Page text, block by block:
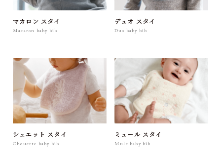
マカロン スタイ
Macaron baby bib
ONE SIZE
イ。ガーゼ部分に細かく繊細な糸を使っているので、軽
く柔らかな肌触りです。洗濯後も、ふんわり感が続きま
す。
この商品を購入する
デュオ スタイ
Duo baby bib
ONE SIZE
タイです。ガーゼ面に起毛加工を施しているので、ふん
わり優しい肌触り。愉快なキャラクターがワンポイント
です。
この商品を購入する
シュエット スタイ
Chouette baby bib
ONE SIZE
イです。うさぎのアップリケは、やわらかなニット生
地。腕を通して着用するため、赤ちゃんが動いてもずれ
にくいです。
この商品を購入する
ミュール スタイ
Mule baby bib
ONE SIZE
表面にヒツジをイメージした起毛加工をしています。腕
を通して着用するため、赤ちゃんが動いてもずれにくい
です。
この商品を購入する
ONE SIZE
イ。生地に無撚糸を使い、ふわふわに仕上げました。腕
を通して着用するため、赤ちゃんが動いてもずれにくい
です。
この商品を購入する
Chouette hooded bath towel
60cm×118cm（フード部分除く）
ウサギの耳がついたフード付きバスタオルです。パイル
に無撚糸を使っているので、ボリュームがありながらも
軽く柔らか。アップリケは、お子様の肌に優しいニット
生地です。
この商品を購入する
Meringue hooded bath towel
60cm×120cm（フード部分除く）
波レースにふんわりひつじ刺繍がポイントのフード付き
バスタオル。パイル部分に無撚糸を使っているので、ボ
リュームがあり、ひつじの毛のようにふかふかな肌触り
です。
この商品を購入する
59cm×120cm（フード部分除く）
きバスタオルです。パイルにオーガニックコットンを
100％使用。表面はヒツジをイメージして起毛加工しま
した。
この商品を購入する
60cm×120cm（フード部分除く）
優しいガーゼとオーガニックコットン100％のガーゼ＆
パイルです。柔らかく硬くなりにくいので、長く愛用で
きます。
この商品を購入する
60cm×118cm（フード部分除く）
を使っているので、圧倒的なボリュームでありながら、
ふんわり軽く・柔らかです。洗濯後も、優しい風合いが
続きます。
この商品を購入する
Fluffy hooded bath towel
58cm×115cm (フード部分除く）
ひつじとゾウのアップリケが目を引くオーガニック
100％のふんわりフード付きバスタオルです。太さの違
う糸をミックスして織り上げた生地は長めのパイルでし
っかり吸水。ボリューム感はあるのに重くなりすぎない
生地に仕上げました。
この商品を購入する
Macaron hooded bath towel
61cm×125cm（フード部分除く）
くつろぎ犬がモチーフになったパイル＆ガーゼのフード
付きバスタオル。ガーゼ部分に細かく繊細な糸を使って
いるので、軽く柔らかです。洗濯後も、ふんわり感が続
きます。
この商品を購入する
Natural dots hooded bath towel
52cm×93cm（フード部分除く）
ドットがポイントのフード付きバスタオル。オーガニッ
クコットンの無撚糸を使用した、生まれたての赤ちゃん
にぴったりの小さめサイズ。抜群の吸水性とやさしい肌
触りです。
この商品を購入する
Sof hooded bath towel
58cm×115cm（フード部分除く）
恐竜やクマをモチーフにしたパイル＆ガーゼのフード付
きバスタオル。パイルに無撚糸を使っているので、ふん
わり軽くボリュームたっぷりです。洗濯後も柔らかさが
続きます。
この商品を購入する
60cm×120cm（フード部分除く）
ル。表はガーゼ、裏はカラフルなパイルのガーゼ＆パイ
ルです。ガーゼ面に起毛をかけ、肌あたりをやさしくし
ました。
この商品を購入する
ONE SIZE
水性に優れているので、赤ちゃんのよだれをしっかりキ
ャッチ。首周りのスナップは2段階調整することができま
す。
この商品を購入する
ONE SIZE
イ。襟部分が２重なので、お洋服を汚れからうまくカバ
ーします。襟付きデザインは、よそ行きコーデに人気で
す。
この商品を購入する
ONE SIZE
クセントを加えました。ラウンド型で赤ちゃんの口元を
拭きやすく、口に加えても安心できる優しい素材です。
この商品を購入する
ONE SIZE
３WAYスタイ。バンダナ風スタイ、ハンカチ、さらにハ
ングループを活用すればハングチーフにもなります。
この商品を購入する
ONE SIZE
す。オーガニックコットンの無撚糸を使用。左右のどち
ら側からも取り外しができ、吸水性に優れたやさしい肌
触りです。
この商品を購入する
ONE SIZE
イ。ガーゼ部分に細かく繊細な糸を使っているので、軽
く柔らかな肌触りです。洗濯後も、ふんわり感が続きま
す。
この商品を購入する
ONE SIZE
タイです。ガーゼ面に起毛加工を施しているので、ふん
わり優しい肌触り。愉快なキャラクターがワンポイント
です。
この商品を購入する
ONE SIZE
イです。うさぎのアップリケは、やわらかなニット生
地。腕を通して着用するため、赤ちゃんが動いてもずれ
にくいです。
この商品を購入する
ONE SIZE
表面にヒツジをイメージした起毛加工をしています。腕
を通して着用するため、赤ちゃんが動いてもずれにくい
です。
この商品を購入する
ONE SIZE
イ。生地に無撚糸を使い、ふわふわに仕上げました。腕
を通して着用するため、赤ちゃんが動いてもずれにくい
です。
この商品を購入する